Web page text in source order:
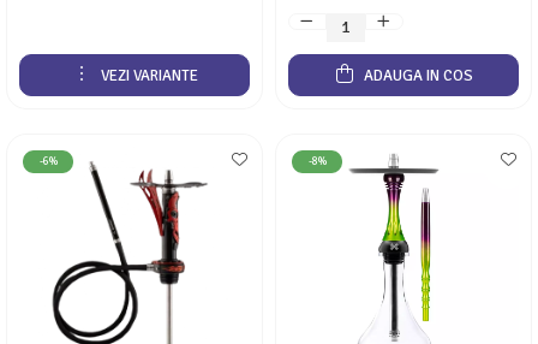
VEZI VARIANTE ADAUGA IN COS
-6% -8%